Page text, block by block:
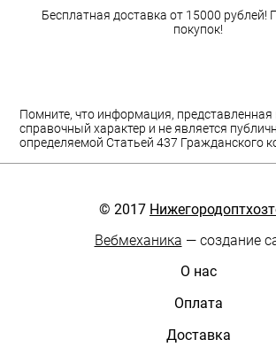
Бесплатная доставка от 15000
покупок!
Помните, что информация, представленная
справочный характер и не является
определяемой Статьей 437 Гражданского
© 2017
Вебмеханика — создание
О нас
Оплата
Доставка